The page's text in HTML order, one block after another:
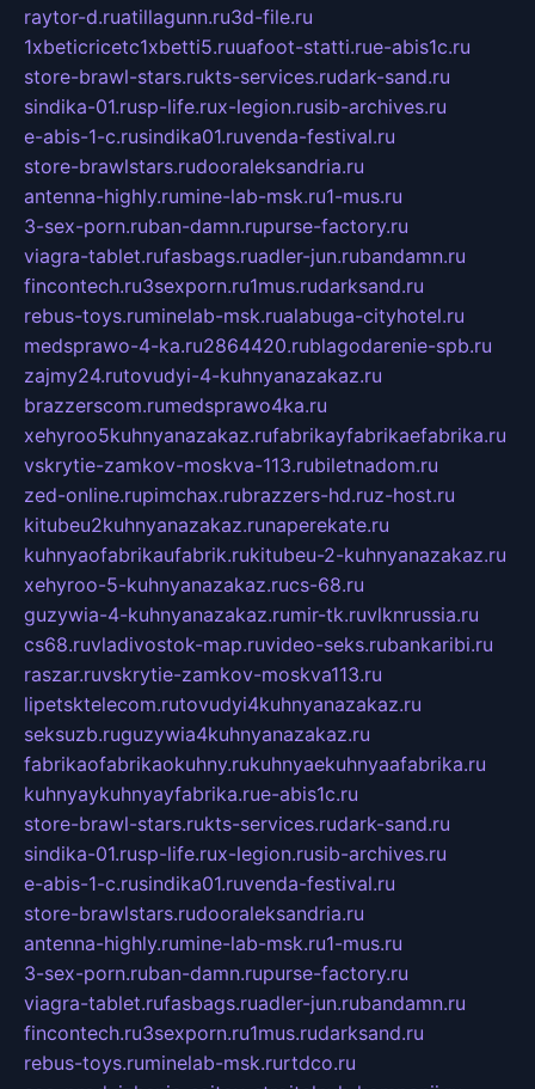
raytor-d.ruatillagunn.ru3d-file.ru
1xbeticricetc1xbetti5.ruuafoot-statti.rue-abis1c.ru
store-brawl-stars.rukts-services.rudark-sand.ru
sindika-01.rusp-life.rux-legion.rusib-archives.ru
e-abis-1-c.rusindika01.ruvenda-festival.ru
store-brawlstars.rudooraleksandria.ru
antenna-highly.rumine-lab-msk.ru1-mus.ru
3-sex-porn.ruban-damn.rupurse-factory.ru
viagra-tablet.rufasbags.ruadler-jun.rubandamn.ru
fincontech.ru3sexporn.ru1mus.rudarksand.ru
rebus-toys.ruminelab-msk.rualabuga-cityhotel.ru
medsprawo-4-ka.ru2864420.rublagodarenie-spb.ru
zajmy24.rutovudyi-4-kuhnyanazakaz.ru
brazzerscom.rumedsprawo4ka.ru
xehyroo5kuhnyanazakaz.rufabrikayfabrikaefabrika.ru
vskrytie-zamkov-moskva-113.rubiletnadom.ru
zed-online.rupimchax.rubrazzers-hd.ruz-host.ru
kitubeu2kuhnyanazakaz.runaperekate.ru
kuhnyaofabrikaufabrik.rukitubeu-2-kuhnyanazakaz.ru
xehyroo-5-kuhnyanazakaz.rucs-68.ru
guzywia-4-kuhnyanazakaz.rumir-tk.ruvlknrussia.ru
cs68.ruvladivostok-map.ruvideo-seks.rubankaribi.ru
raszar.ruvskrytie-zamkov-moskva113.ru
lipetsktelecom.rutovudyi4kuhnyanazakaz.ru
seksuzb.ruguzywia4kuhnyanazakaz.ru
fabrikaofabrikaokuhny.rukuhnyaekuhnyaafabrika.ru
kuhnyaykuhnyayfabrika.rue-abis1c.ru
store-brawl-stars.rukts-services.rudark-sand.ru
sindika-01.rusp-life.rux-legion.rusib-archives.ru
e-abis-1-c.rusindika01.ruvenda-festival.ru
store-brawlstars.rudooraleksandria.ru
antenna-highly.rumine-lab-msk.ru1-mus.ru
3-sex-porn.ruban-damn.rupurse-factory.ru
viagra-tablet.rufasbags.ruadler-jun.rubandamn.ru
fincontech.ru3sexporn.ru1mus.rudarksand.ru
rebus-toys.ruminelab-msk.rurtdco.ru